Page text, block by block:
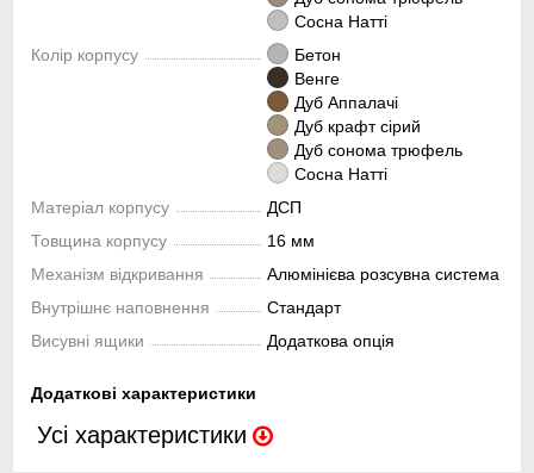
Сосна Натті
Колір корпусу
Бетон
Венге
Дуб Аппалачі
Дуб крафт сірий
Дуб сонома трюфель
Сосна Натті
Матеріал корпусу
ДСП
Товщина корпусу
16 мм
Механізм відкривання
Алюмінієва розсувна система
Внутрішнє наповнення
Стандарт
Висувні ящики
Додаткова опція
Додаткові характеристики
Усі характеристики